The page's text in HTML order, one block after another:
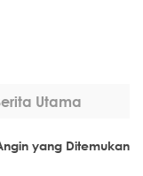
Utama
yang Ditemukan